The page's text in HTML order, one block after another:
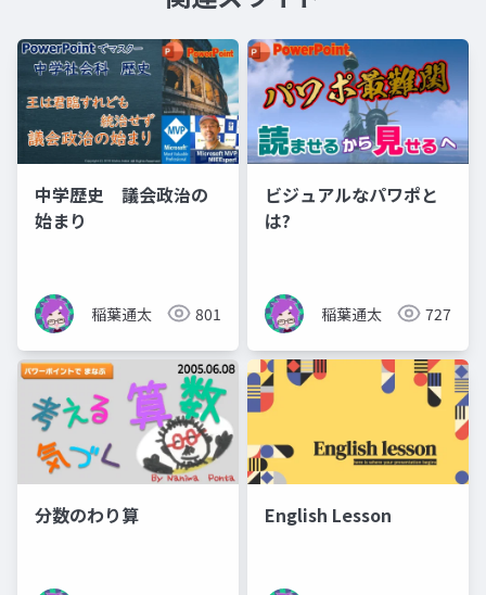
中学歴史 議会政治の
始まり
稲葉通太 801
ビジュアルなパワポと
は?
稲葉通太 727
分数のわり算 English Lesson